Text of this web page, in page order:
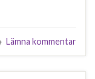
Lämna kommentar